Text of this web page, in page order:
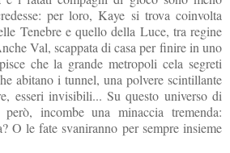
per loro, Kaye si trova coinvolta
Tenebre e quello della Luce, tra regine
Val, scappata di casa per finire in uno
che la grande metropoli cela segreti
abitano i tunnel, una polvere scintillante
esseri invisibili... Su questo universo di
però, incombe una minaccia tremenda:
O le fate svaniranno per sempre insieme